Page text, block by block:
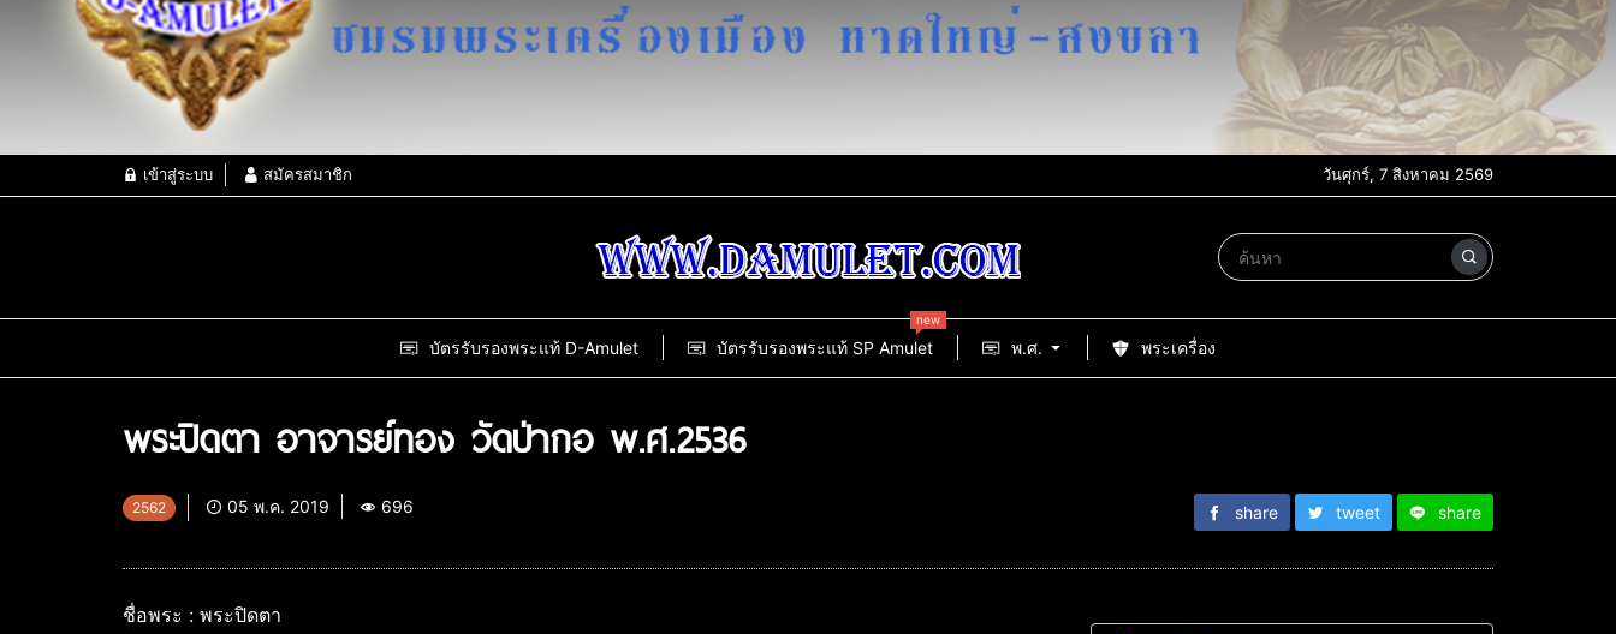
เข้าสู่ระบบ สมัครสมาชิก วันศุกร์, 7 สิงหาคม 2569
บัตรรับรองพระแท้ D-Amulet บัตรรับรองพระแท้ SP Amulet
new
พ.ศ. พระเครื่อง
พระปิดตา อาจารย์ทอง วัดป่ากอ พ.ศ.2536
2562 05 พ.ค. 2019 696 share tweet share
ชื่อพระ : พระปิดตา